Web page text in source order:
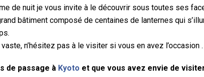
de nuit je vous invite à le découvrir sous toutes ses
bâtiment composé de centaines de lanternes qui
n’hésitez pas à le visiter si vous en avez l’occasion .
de passage à Kyoto et que vous avez envie de